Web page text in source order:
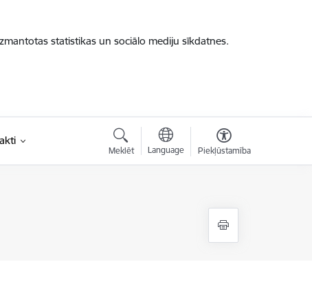
statistikas un sociālo mediju sīkdatnes.
Meklēt Language Piekļūstamība